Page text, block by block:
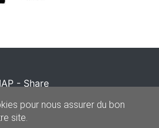
- Share
pour nous assurer du bon
site.